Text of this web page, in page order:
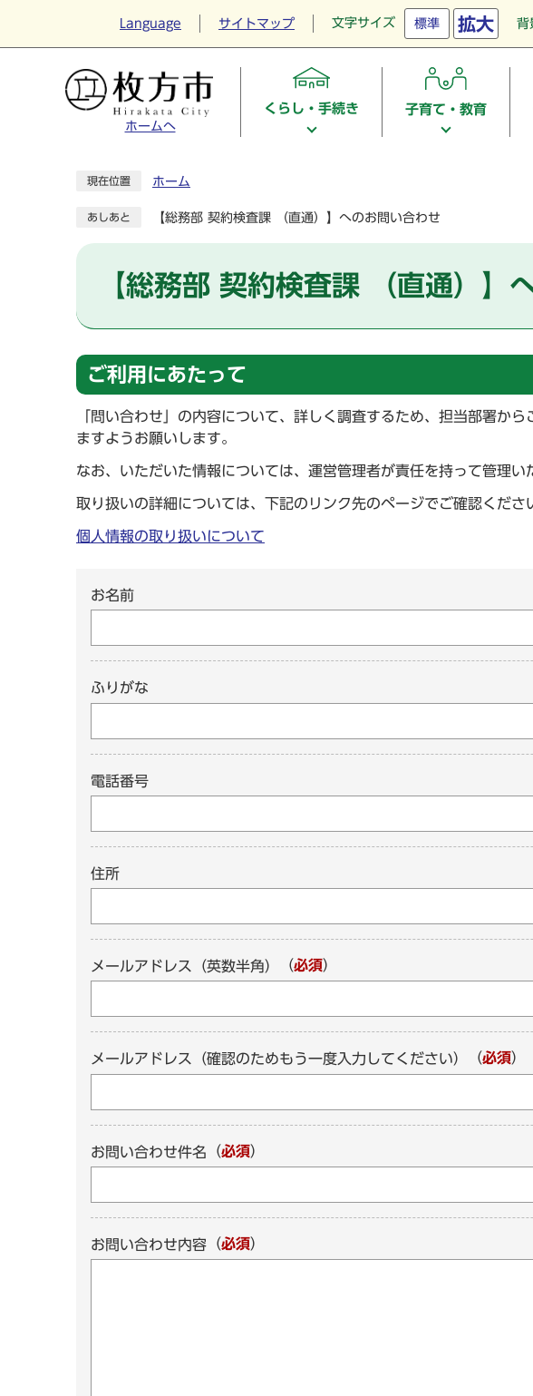
Language サイトマップ 文字サイズ 標準 拡大 背
ホームへ
くらし・手続き 子育て・教育
現在位置 ホーム
あしあと 【総務部 契約検査課 （直通）】へのお問い合わせ
【総務部 契約検査課 （直通）】
ご利用にあたって
「問い合わせ」の内容について、詳しく調査するため、担当部署か
ますようお願いします。
なお、いただいた情報については、運営管理者が責任を持って管理い
取り扱いの詳細については、下記のリンク先のページでご確認くださ
個人情報の取り扱いについて
お名前
ふりがな
電話番号
住所
メールアドレス（英数半角） （必須）
メールアドレス（確認のためもう一度入力してください） （必須）
お問い合わせ件名 （必須）
お問い合わせ内容 （必須）